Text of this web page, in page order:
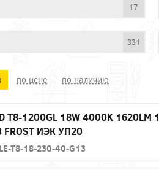
17
331
по цене по наличию
Т8-1200GL 18W 4000K 1620LM
FROST ИЭК УП20
T8-18-230-40-G13